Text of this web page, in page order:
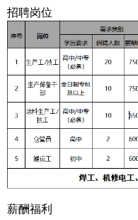
招聘岗位
薪酬福利